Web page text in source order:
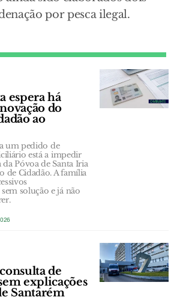
por pesca ilegal.
espera há
do
ao
um pedido de
está a impedir
Póvoa de Santa Iria
de Cidadão. A família
solução e já não
de
explicações
Santarém